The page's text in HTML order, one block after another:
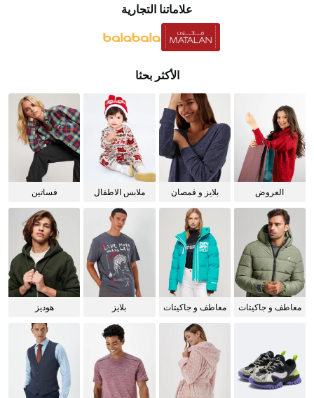
علاماتنا التجارية
الأكثر بحثا
العروض
بلايز و قمصان
ملابس الاطفال فساتين
معاطف و جاكيتات
معاطف و جاكيتات
بلايز هوديز